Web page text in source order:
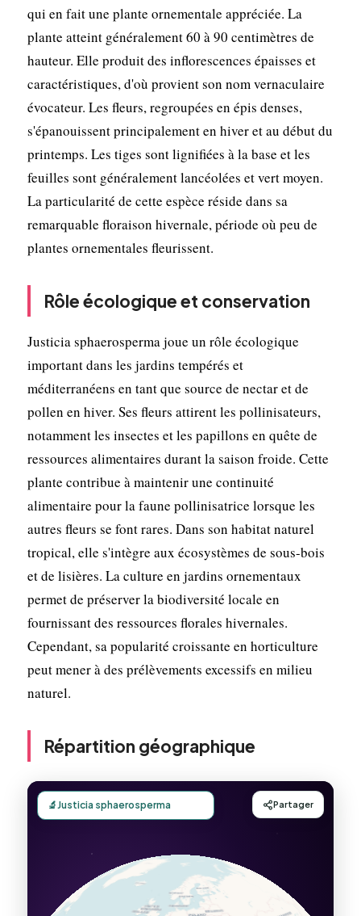
qui en fait une plante ornementale appréciée. La
plante atteint généralement 60 à 90 centimètres de
hauteur. Elle produit des inflorescences épaisses et
caractéristiques, d'où provient son nom vernaculaire
évocateur. Les fleurs, regroupées en épis denses,
s'épanouissent principalement en hiver et au début du
printemps. Les tiges sont lignifiées à la base et les
feuilles sont généralement lancéolées et vert moyen.
La particularité de cette espèce réside dans sa
remarquable floraison hivernale, période où peu de
plantes ornementales fleurissent.
Rôle écologique et conservation
Justicia sphaerosperma joue un rôle écologique
important dans les jardins tempérés et
méditerranéens en tant que source de nectar et de
pollen en hiver. Ses fleurs attirent les pollinisateurs,
notamment les insectes et les papillons en quête de
ressources alimentaires durant la saison froide. Cette
plante contribue à maintenir une continuité
alimentaire pour la faune pollinisatrice lorsque les
autres fleurs se font rares. Dans son habitat naturel
tropical, elle s'intègre aux écosystèmes de sous-bois
et de lisières. La culture en jardins ornementaux
permet de préserver la biodiversité locale en
fournissant des ressources florales hivernales.
Cependant, sa popularité croissante en horticulture
peut mener à des prélèvements excessifs en milieu
naturel.
Répartition géographique